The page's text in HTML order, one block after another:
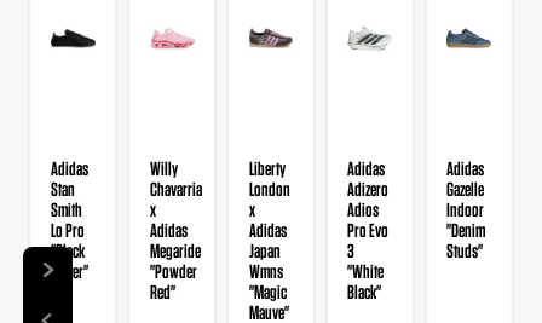
Adidas
Stan
Smith
Lo Pro
"Black
Glitter"
Willy
Chavarria
x
Adidas
Megaride
"Powder
Red"
Liberty
London
x
Adidas
Japan
Wmns
"Magic
Mauve"
Adidas
Adizero
Adios
Pro Evo
3
"White
Black"
Adidas
Gazelle
Indoor
"Denim
Studs"